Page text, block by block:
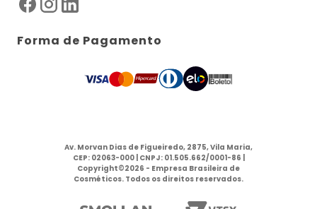
Forma de Pagamento
Av. Morvan Dias de Figueiredo, 2875, Vila Maria,
CEP: 02063-000 | CNPJ: 01.505.662/0001-86 |
Copyright©2026 - Empresa Brasileira de
Cosméticos. Todos os direitos reservados.